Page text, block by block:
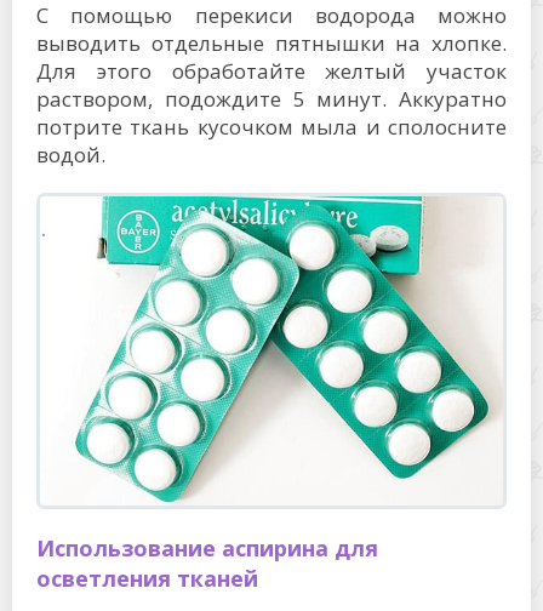
С помощью перекиси водорода можно
выводить отдельные пятнышки на хлопке.
Для этого обработайте желтый участок
раствором, подождите 5 минут. Аккуратно
потрите ткань кусочком мыла и сполосните
водой.
Использование аспирина для
осветления тканей